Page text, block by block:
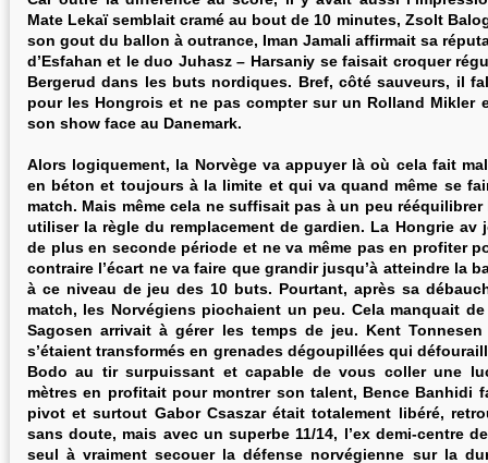
Mate Lekaï semblait cramé au bout de 10 minutes, Zsolt
son gout du ballon à outrance, Iman Jamali affirmait sa
d’Esfahan et le duo Juhasz – Harsaniy se faisait croquer
Bergerud dans les buts nordiques. Bref, côté sauveurs, il
pour les Hongrois et ne pas compter sur un Rolland Mikler
son show face au Danemark.
Alors logiquement, la Norvège va appuyer là où cela fait
en béton et toujours à la limite et qui va quand même se
match. Mais même cela ne suffisait pas à un peu
utiliser la règle du remplacement de gardien. La Hongrie av
de plus en seconde période et ne va même pas en profiter
contraire l’écart ne va faire que grandir jusqu’à atteindre la
à ce niveau de jeu des 10 buts. Pourtant, après sa
match, les Norvégiens piochaient un peu. Cela manquait
Sagosen arrivait à gérer les temps de jeu. Kent
s’étaient transformés en grenades dégoupillées qui
Bodo au tir surpuissant et capable de vous coller une
mètres en profitait pour montrer son talent, Bence Banhidi
pivot et surtout Gabor Csaszar était totalement libéré,
sans doute, mais avec un superbe 11/14, l’ex demi-centre
seul à vraiment secouer la défense norvégienne sur la